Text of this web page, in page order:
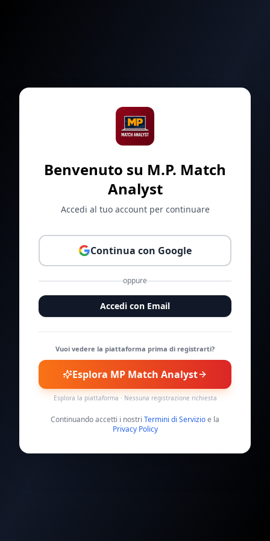
Benvenuto su M.P. Match
Analyst
Accedi al tuo account per continuare
Continua con Google
oppure
Accedi con Email
Vuoi vedere la piattaforma prima di registrarti?
Esplora MP Match Analyst
Esplora la piattaforma · Nessuna registrazione richiesta
Continuando accetti i nostri Termini di Servizioe la
Privacy Policy